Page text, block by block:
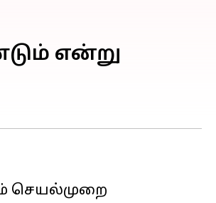
என்று
செயல்முறை